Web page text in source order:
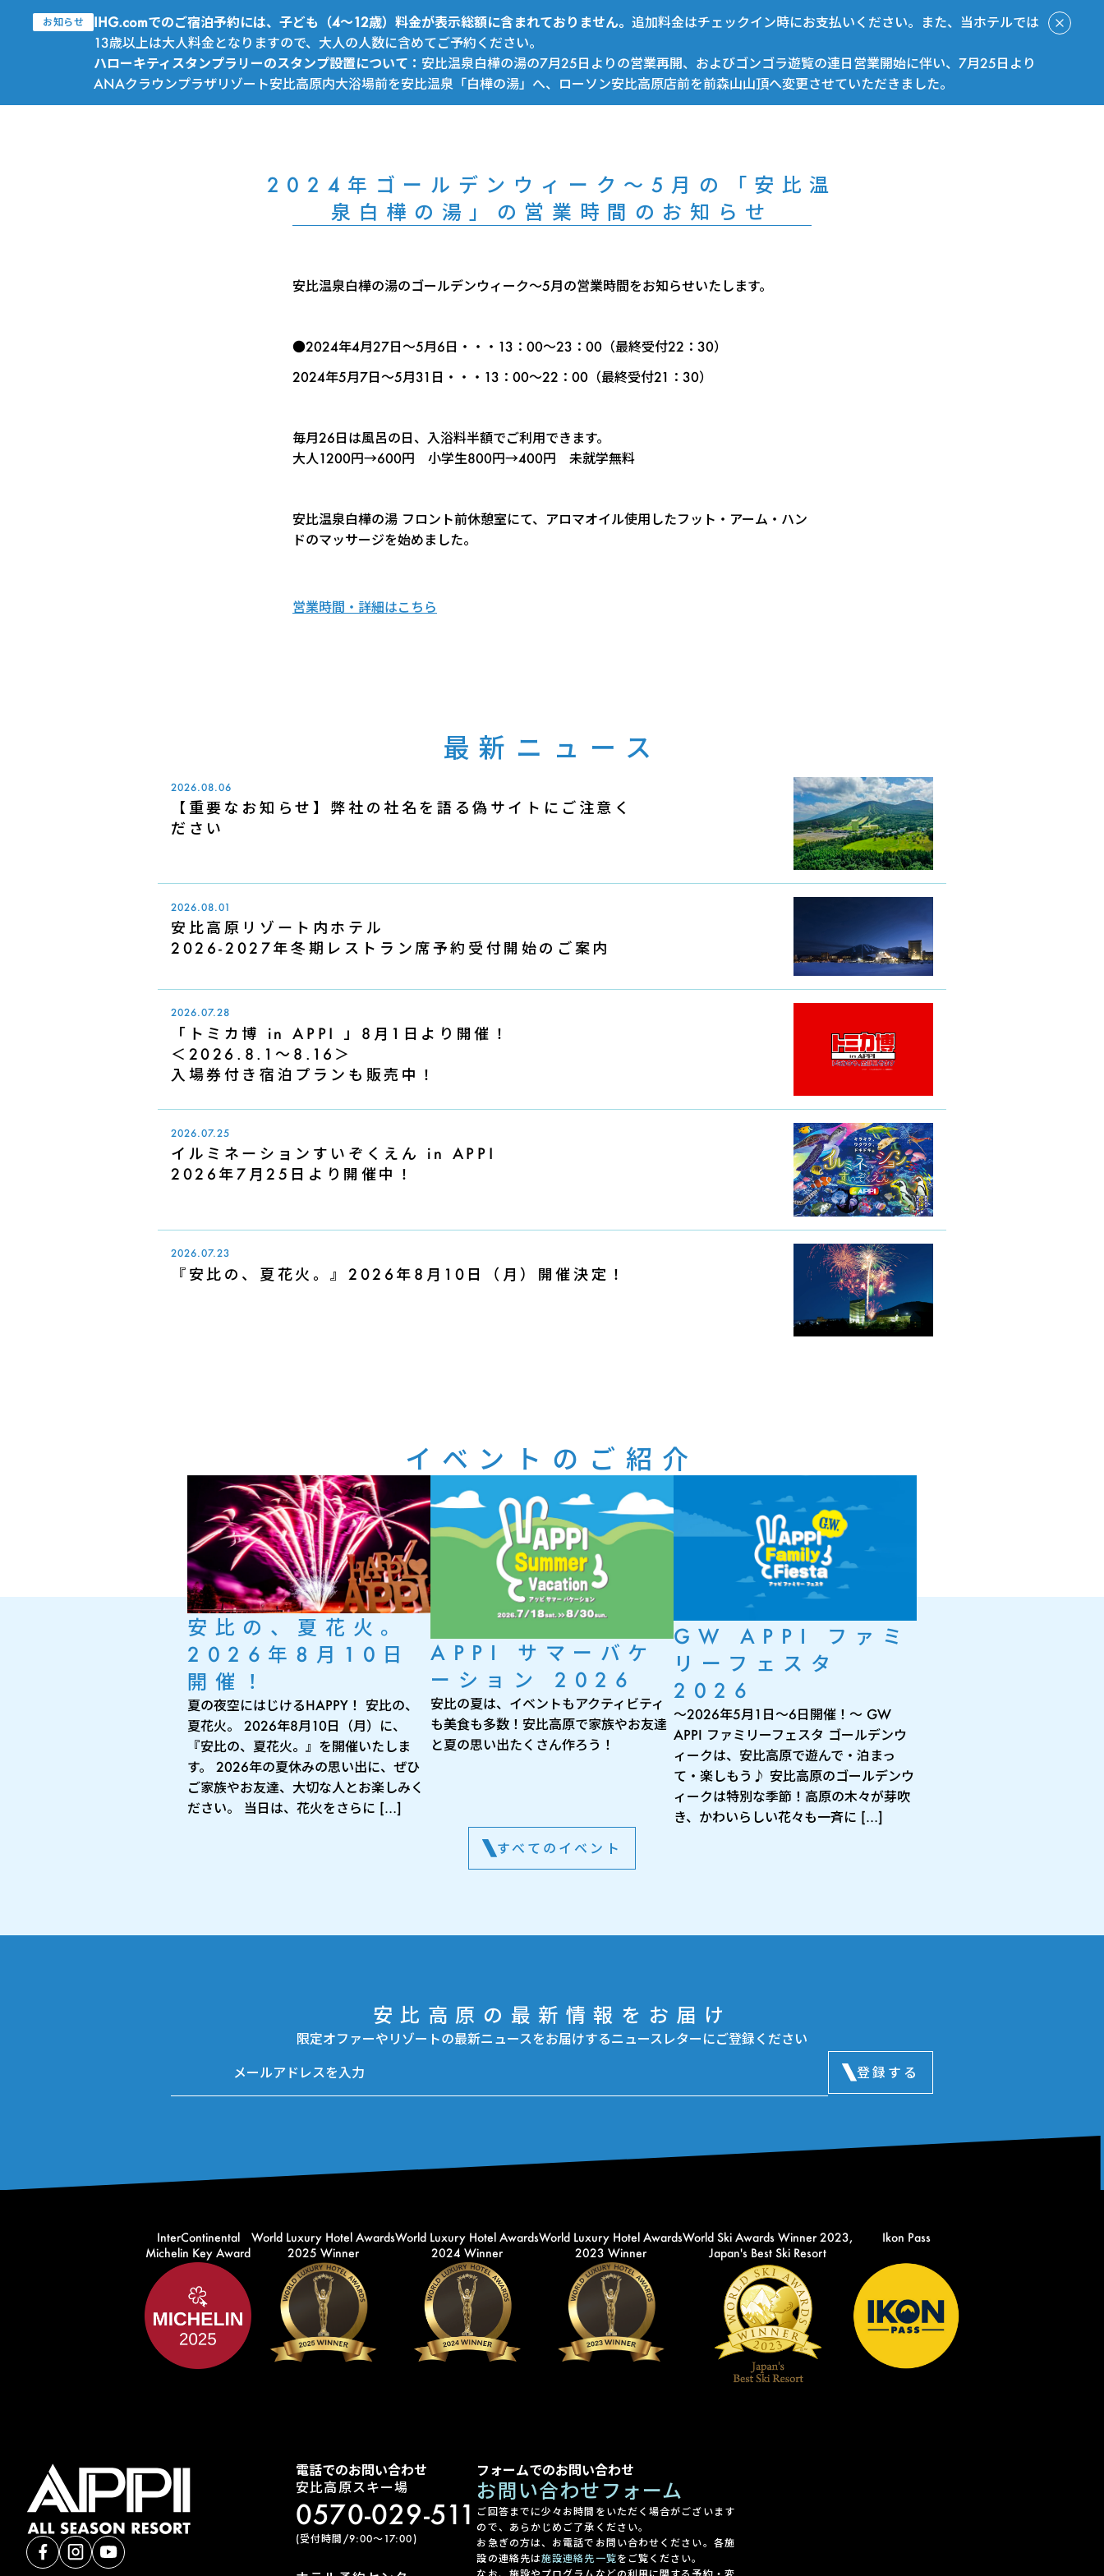
お知らせ IHG.comでのご宿泊予約には、子ども（4～12歳）料金が表示総額に含まれておりません。追加料金はチェックイン時にお支払いください。また、当ホテルでは
13歳以上は大人料金となりますので、大人の人数に含めてご予約ください。
ハローキティスタンプラリーのスタンプ設置について：安比温泉白樺の湯の7月25日よりの営業再開、およびゴンゴラ遊覧の連日営業開始に伴い、7月25日より
ANAクラウンプラザリゾート安比高原内大浴場前を安比温泉「白樺の湯」へ、ローソン安比高原店前を前森山山頂へ変更させていただきました。
2024年ゴールデンウィーク～5月の「安比温
泉白樺の湯」の営業時間のお知らせ
安比温泉白樺の湯のゴールデンウィーク～5月の営業時間をお知らせいたします。
●2024年4月27日～5月6日・・・13：00～23：00（最終受付22：30）
2024年5月7日～5月31日・・・13：00～22：00（最終受付21：30）
毎月26日は風呂の日、入浴料半額でご利用できます。
大人1200円→600円 小学生800円→400円 未就学無料
安比温泉白樺の湯 フロント前休憩室にて、アロマオイル使用したフット・アーム・ハン
ドのマッサージを始めました。
営業時間・詳細はこちら
最新ニュース
2026.08.06
【重要なお知らせ】弊社の社名を語る偽サイトにご注意く
ださい
2026.08.01
安比高原リゾート内ホテル
2026-2027年冬期レストラン席予約受付開始のご案内
2026.07.28
「トミカ博 in APPI 」8月1日より開催！
＜2026.8.1～8.16＞
入場券付き宿泊プランも販売中！
2026.07.25
イルミネーションすいぞくえん in APPI
2026年7月25日より開催中！
2026.07.23
『安比の、夏花火。』2026年8月10日（月）開催決定！
イベントのご紹介
安比の、夏花火。
2026年8月10日
開催！
夏の夜空にはじけるHAPPY！ 安比の、
夏花火。 2026年8月10日（月）に、
『安比の、夏花火。』を開催いたしま
す。 2026年の夏休みの思い出に、ぜひ
ご家族やお友達、大切な人とお楽しみく
ださい。 当日は、花火をさらに […]
APPI サマーバケ
ーション 2026
安比の夏は、イベントもアクティビティ
も美食も多数！安比高原で家族やお友達
と夏の思い出たくさん作ろう！
GW APPI ファミ
リーフェスタ
2026
～2026年5月1日～6日開催！～ GW
APPI ファミリーフェスタ ゴールデンウ
ィークは、安比高原で遊んで・泊まっ
て・楽しもう♪ 安比高原のゴールデンウ
ィークは特別な季節！高原の木々が芽吹
き、かわいらしい花々も一斉に […]
すべてのイベント
安比高原の最新情報をお届け
限定オファーやリゾートの最新ニュースをお届けするニュースレターにご登録ください
登録する
InterContinental
Michelin Key Award
World Luxury Hotel Awards
2025 Winner
World Luxury Hotel Awards
2024 Winner
World Luxury Hotel Awards
2023 Winner
World Ski Awards Winner 2023,
Japan's Best Ski Resort
Ikon Pass
電話でのお問い合わせ
安比高原スキー場
0570-029-511
(受付時間/9:00〜17:00)
フォームでのお問い合わせ
お問い合わせフォーム
ご回答までに少々お時間をいただく場合がございます
ので、あらかじめご了承ください。
お急ぎの方は、お電話でお問い合わせください。各施
設の連絡先は施設連絡先一覧をご覧ください。